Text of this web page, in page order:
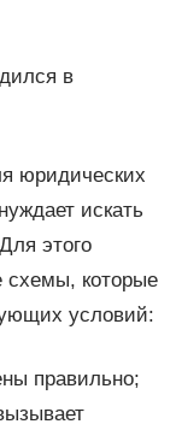
в
юридических
искать
этого
схемы, которые
условий:
правильно;